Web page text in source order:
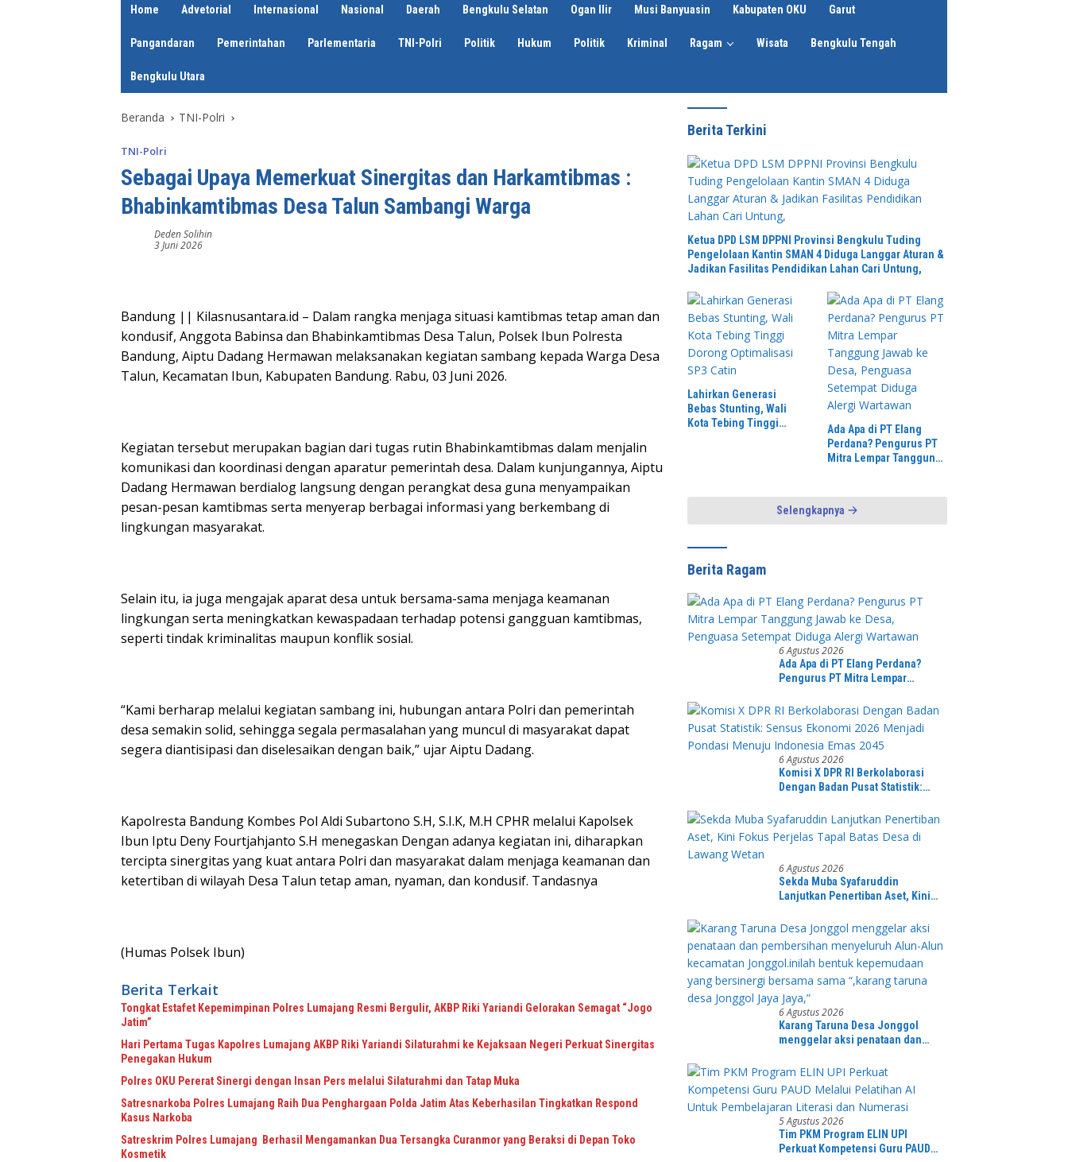
Home Advetorial Internasional Nasional Daerah Bengkulu Selatan Ogan Ilir Musi Banyuasin Kabupaten OKU Garut
Pangandaran Pemerintahan Parlementaria TNI-Polri Politik Hukum Politik Kriminal Ragam Wisata Bengkulu Tengah
Bengkulu Utara
Beranda TNI-Polri
TNI-Polri
Sebagai Upaya Memerkuat Sinergitas dan Harkamtibmas :
Bhabinkamtibmas Desa Talun Sambangi Warga
Deden Solihin
3 Juni 2026
Bandung || Kilasnusantara.id – Dalam rangka menjaga situasi kamtibmas tetap aman dan
kondusif, Anggota Babinsa dan Bhabinkamtibmas Desa Talun, Polsek Ibun Polresta
Bandung, Aiptu Dadang Hermawan melaksanakan kegiatan sambang kepada Warga Desa
Talun, Kecamatan Ibun, Kabupaten Bandung. Rabu, 03 Juni 2026.
Kegiatan tersebut merupakan bagian dari tugas rutin Bhabinkamtibmas dalam menjalin
komunikasi dan koordinasi dengan aparatur pemerintah desa. Dalam kunjungannya, Aiptu
Dadang Hermawan berdialog langsung dengan perangkat desa guna menyampaikan
pesan-pesan kamtibmas serta menyerap berbagai informasi yang berkembang di
lingkungan masyarakat.
Selain itu, ia juga mengajak aparat desa untuk bersama-sama menjaga keamanan
lingkungan serta meningkatkan kewaspadaan terhadap potensi gangguan kamtibmas,
seperti tindak kriminalitas maupun konflik sosial.
“Kami berharap melalui kegiatan sambang ini, hubungan antara Polri dan pemerintah
desa semakin solid, sehingga segala permasalahan yang muncul di masyarakat dapat
segera diantisipasi dan diselesaikan dengan baik,” ujar Aiptu Dadang.
Kapolresta Bandung Kombes Pol Aldi Subartono S.H, S.I.K, M.H CPHR melalui Kapolsek
Ibun Iptu Deny Fourtjahjanto S.H menegaskan Dengan adanya kegiatan ini, diharapkan
tercipta sinergitas yang kuat antara Polri dan masyarakat dalam menjaga keamanan dan
ketertiban di wilayah Desa Talun tetap aman, nyaman, dan kondusif. Tandasnya
(Humas Polsek Ibun)
Berita Terkait
Tongkat Estafet Kepemimpinan Polres Lumajang Resmi Bergulir, AKBP Riki Yariandi Gelorakan Semagat “Jogo
Jatim”
Hari Pertama Tugas Kapolres Lumajang AKBP Riki Yariandi Silaturahmi ke Kejaksaan Negeri Perkuat Sinergitas
Penegakan Hukum
Polres OKU Pererat Sinergi dengan Insan Pers melalui Silaturahmi dan Tatap Muka
Satresnarkoba Polres Lumajang Raih Dua Penghargaan Polda Jatim Atas Keberhasilan Tingkatkan Respond
Kasus Narkoba
Satreskrim Polres Lumajang Berhasil Mengamankan Dua Tersangka Curanmor yang Beraksi di Depan Toko
Kosmetik
Berita Terkini
Ketua DPD LSM DPPNI Provinsi Bengkulu Tuding
Pengelolaan Kantin SMAN 4 Diduga Langgar Aturan &
Jadikan Fasilitas Pendidikan Lahan Cari Untung,
Lahirkan Generasi
Bebas Stunting, Wali
Kota Tebing Tinggi
Ada Apa di PT Elang
Perdana? Pengurus PT
Mitra Lempar Tanggung
Diduga Alergi Wartawan
Selengkapnya
Berita Ragam
6 Agustus 2026
Ada Apa di PT Elang Perdana?
Pengurus PT Mitra Lempar
Penguasa Setempat Diduga Alergi
Wartawan
6 Agustus 2026
Komisi X DPR RI Berkolaborasi
Dengan Badan Pusat Statistik:
Pondasi Menuju Indonesia Emas
2045
6 Agustus 2026
Sekda Muba Syafaruddin
Lanjutkan Penertiban Aset, Kini
Lawang Wetan
6 Agustus 2026
Karang Taruna Desa Jonggol
menggelar aksi penataan dan
Alun kecamatan Jonggol.inilah
bentuk kepemudaan yang
bersinergi bersama sama “,karang
taruna desa Jonggol Jaya Jaya,”
5 Agustus 2026
Tim PKM Program ELIN UPI
Perkuat Kompetensi Guru PAUD